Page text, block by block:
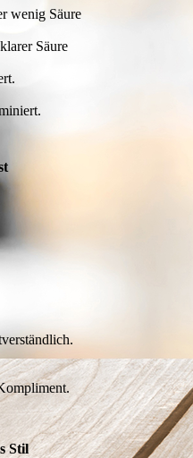
wenig Säure
Säure
Stil